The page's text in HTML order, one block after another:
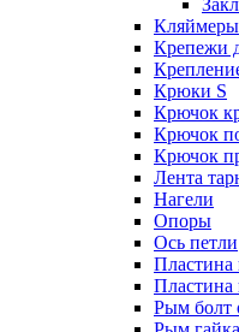
Кляймеры
Крепежи
Крюки S
Крючок
Крючок
Крючок
Лента
Нагели
Опоры
Ось петли
Пластина
Пластина
Рым болт